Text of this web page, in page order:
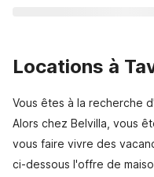
Locations à
Vous êtes à la recherche
Alors chez Belvilla, vous
vous faire vivre des
ci-dessous l'offre de